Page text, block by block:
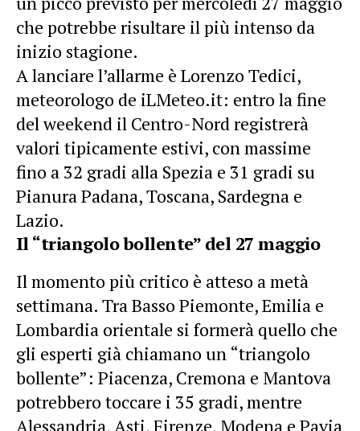
che potrebbe risultare il più intenso da
inizio stagione.
A lanciare l’allarme è Lorenzo Tedici,
meteorologo de iLMeteo.it: entro la fine
del weekend il Centro-Nord registrerà
valori tipicamente estivi, con massime
fino a 32 gradi alla Spezia e 31 gradi su
Pianura Padana, Toscana, Sardegna e
Lazio.
Il “triangolo bollente” del 27 maggio
Il momento più critico è atteso a metà
settimana. Tra Basso Piemonte, Emilia e
Lombardia orientale si formerà quello che
gli esperti già chiamano un “triangolo
bollente”: Piacenza, Cremona e Mantova
potrebbero toccare i 35 gradi, mentre
Alessandria, Asti, Firenze, Modena e Pavia